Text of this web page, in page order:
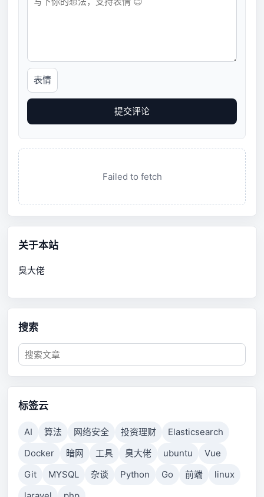
表情
提交评论
Failed to fetch
关于本站
臭大佬
搜索
标签云
AI 算法 网络安全 投资理财
Elasticsearch
Docker
暗网 工具 臭大佬 ubuntu
Vue
Git
MYSQL 杂谈 Python Go 前端
linux